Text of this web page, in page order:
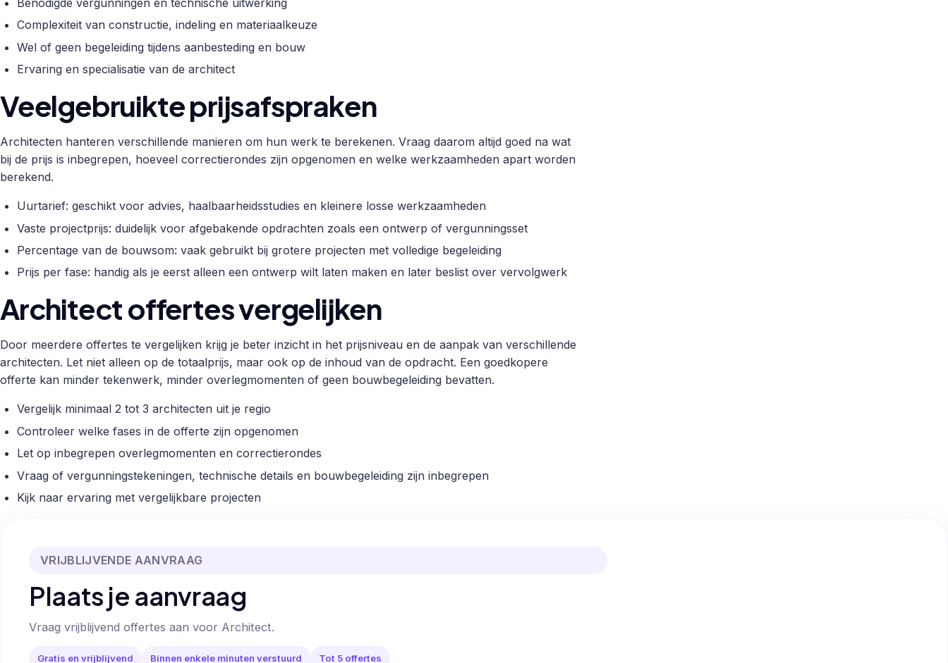
Benodigde vergunningen en technische uitwerking
Complexiteit van constructie, indeling en materiaalkeuze
Wel of geen begeleiding tijdens aanbesteding en bouw
Ervaring en specialisatie van de architect
Veelgebruikte prijsafspraken
Architecten hanteren verschillende manieren om hun werk te berekenen. Vraag daarom altijd goed na wat
bij de prijs is inbegrepen, hoeveel correctierondes zijn opgenomen en welke werkzaamheden apart worden
berekend.
Uurtarief: geschikt voor advies, haalbaarheidsstudies en kleinere losse werkzaamheden
Vaste projectprijs: duidelijk voor afgebakende opdrachten zoals een ontwerp of vergunningsset
Percentage van de bouwsom: vaak gebruikt bij grotere projecten met volledige begeleiding
Prijs per fase: handig als je eerst alleen een ontwerp wilt laten maken en later beslist over vervolgwerk
Architect offertes vergelijken
Door meerdere offertes te vergelijken krijg je beter inzicht in het prijsniveau en de aanpak van verschillende
architecten. Let niet alleen op de totaalprijs, maar ook op de inhoud van de opdracht. Een goedkopere
offerte kan minder tekenwerk, minder overlegmomenten of geen bouwbegeleiding bevatten.
Vergelijk minimaal 2 tot 3 architecten uit je regio
Controleer welke fases in de offerte zijn opgenomen
Let op inbegrepen overlegmomenten en correctierondes
Vraag of vergunningstekeningen, technische details en bouwbegeleiding zijn inbegrepen
Kijk naar ervaring met vergelijkbare projecten
VRIJBLIJVENDE AANVRAAG
Plaats je aanvraag
Vraag vrijblijvend offertes aan voor Architect.
Gratis en vrijblijvend Binnen enkele minuten verstuurd Tot 5 offertes